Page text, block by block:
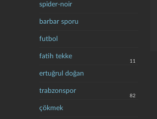
spider-noir
barbar sporu
futbol
fatih tekke
11
ertuğrul doğan
trabzonspor
82
çökmek